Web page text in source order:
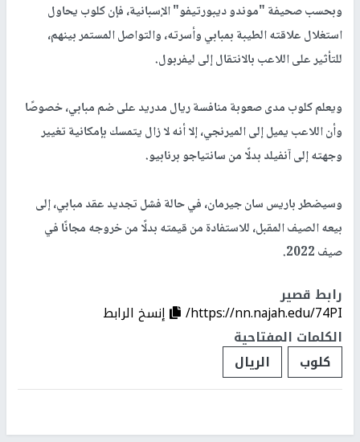
وبحسب صحيفة "موندو ديبورتيفو" الإسبانية، فإن كلوب يحاول
استغلال علاقته الطيبة بمبابي وأسرته، والتواصل المستمر بينهم،
للتأثير على اللاعب بالانتقال إلى ليفربول.
ويعلم كلوب مدى صعوبة منافسة ريال مدريد على ضم مبابي، خصوصًا
وأن اللاعب يميل إلى الميرنجي، إلا أنه لا زال يتمسك بإمكانية تغيير
وجهته إلى آنفيلد بدلًا من سانتياجو برنابيو.
وسيضطر باريس سان جيرمان، في حالة فشل تجديد عقد مبابي، إلى
بيعه الصيف المقبل، للاستفادة من قيمته بدلًا من خروجه مجانًا في
صيف 2022.
رابط قصير
https://nn.najah.edu/74PI/
إنسخ الرابط
الكلمات المفتاحية
كلوب
الريال